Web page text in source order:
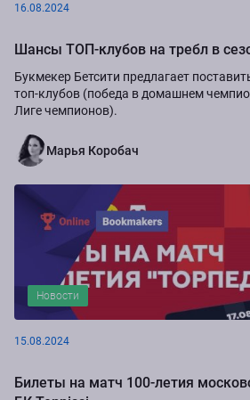
16.08.2024
Шансы ТОП-клубов на требл в
Букмекер Бетсити предлагает
топ-клубов (победа в домашнем
Лиге чемпионов).
Марья Коробач
Новости
15.08.2024
Билеты на матч 100-летия